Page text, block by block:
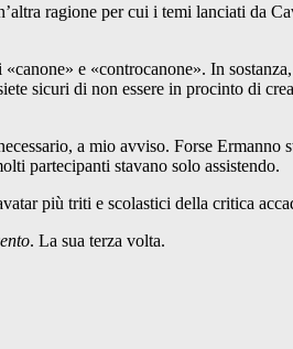
ragione per cui i temi lanciati da
e «controcanone». In
sicuri di non essere in procinto di
a mio avviso. Forse Ermanno
partecipanti stavano solo assistendo.
più triti e scolastici della critica
. La sua terza volta.